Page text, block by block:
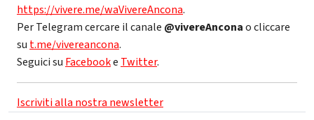
https://vivere.me/waVivereAncona.
Per Telegram cercare il canale @vivereAnconao cliccare
su t.me/vivereancona.
Seguici su Facebooke Twitter.
Iscriviti alla nostra newsletter